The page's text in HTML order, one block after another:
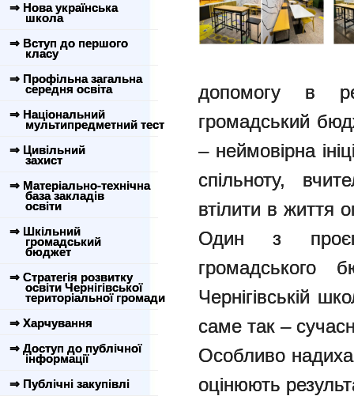
⇒ Нова українська
школа
⇒ Вступ до першого
класу
⇒ Профільна загальна
середня освіта
⇒ Національний
мультипредметний тест
⇒ Цивільний
захист
⇒ Матеріально-технічна
база закладів
освіти
⇒ Шкільний
громадський
бюджет
⇒ Стратегія розвитку
освіти Чернігівської
територіальної громади
⇒ Харчування
⇒ Доступ до публічної
інформації
⇒ Публічні закупівлі
допомогу в
громадський
– неймовірна
спільноту,
втілити в життя
Один з
Чернігівській
саме так –
Особливо
оцінюють